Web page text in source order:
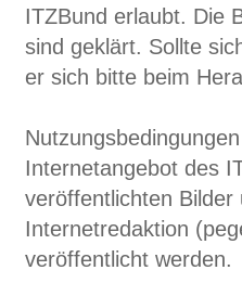
ITZBund erlaubt. Die
sind geklärt. Sollte
er sich bitte beim
Internetangebot des
veröffentlichten
Internetredaktion
veröffentlicht werden.